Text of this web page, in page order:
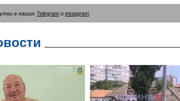
в наших Telegram и instagram